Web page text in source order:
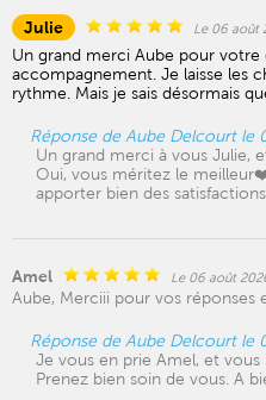
Julie Le 06 août
Un grand merci Aube pour votre
accompagnement. Je laisse les
rythme. Mais je sais désormais
Réponse de Aube Delcourt le
Un grand merci à vous Julie,
Oui, vous méritez le
apporter bien des
Amel Le 06 août
Aube, Merciii pour vos réponses
Réponse de Aube Delcourt le
Je vous en prie Amel, et
Prenez bien soin de vous. A